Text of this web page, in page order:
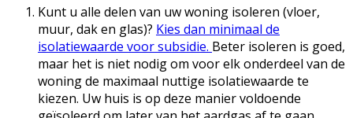
Kunt u alle delen van uw woning isoleren (vloer,
muur, dak en glas)? Kies dan minimaal de
isolatiewaarde voor subsidie. Beter isoleren is goed,
maar het is niet nodig om voor elk onderdeel van de
woning de maximaal nuttige isolatiewaarde te
kiezen. Uw huis is op deze manier voldoende